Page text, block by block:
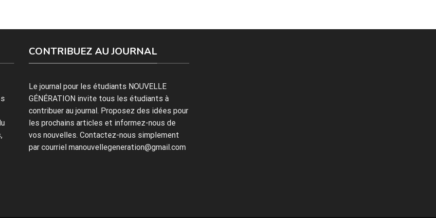
CONTRIBUEZ AU JOURNAL
Le journal pour les étudiants NOUVELLE
GÉNÉRATION invite tous les étudiants à
contribuer au journal. Proposez des idées pour
les prochains articles et informez-nous de
vos nouvelles. Contactez-nous simplement
par courriel manouvellegeneration@gmail.com